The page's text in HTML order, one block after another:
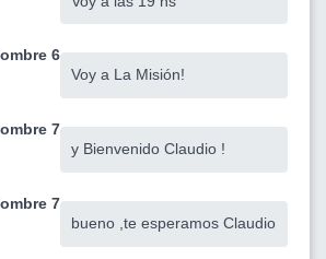
6
Voy a La Misión!
7
y Bienvenido Claudio !
7
bueno ,te esperamos Claudio